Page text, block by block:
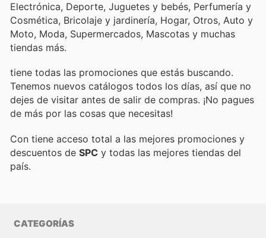
Electrónica, Deporte, Juguetes y bebés, Perfumería y
Cosmética, Bricolaje y jardinería, Hogar, Otros, Auto y
Moto, Moda, Supermercados, Mascotas y muchas
tiendas más.
tiene todas las promociones que estás buscando.
Tenemos nuevos catálogos todos los días, así que no
dejes de visitar antes de salir de compras. ¡No pagues
de más por las cosas que necesitas!
Con tiene acceso total a las mejores promociones y
descuentos de SPC y todas las mejores tiendas del
país.
CATEGORÍAS